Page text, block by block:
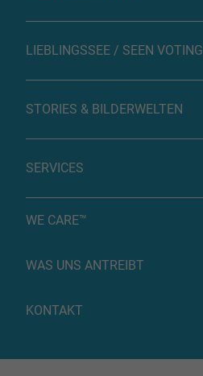
LIEBLINGSSEE / SEEN VOTING
STORIES & BILDERWELTEN
SERVICES
WE CARE™
WAS UNS ANTREIBT
KONTAKT